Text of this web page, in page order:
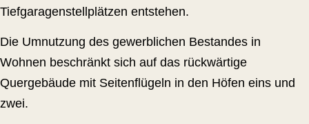
Tiefgaragenstellplätzen entstehen.
Die Umnutzung des gewerblichen Bestandes in
Wohnen beschränkt sich auf das rückwärtige
Quergebäude mit Seitenflügeln in den Höfen eins und
zwei.